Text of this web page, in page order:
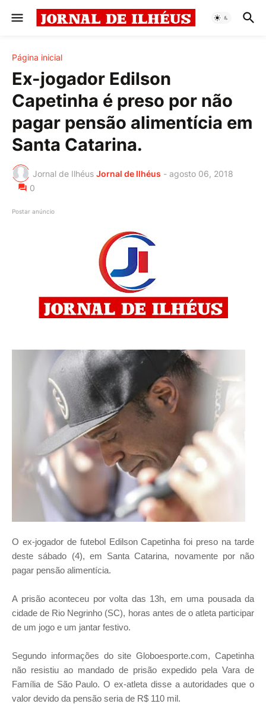
Página inicial
Ex-jogador Edilson
Capetinha é preso por não
pagar pensão alimentícia em
Santa Catarina.
Jornal de Ilhéus Jornal de Ilhéus - agosto 06, 2018
0
Postar anúncio
O ex-jogador de futebol Edilson Capetinha foi preso na tarde
deste sábado (4), em Santa Catarina, novamente por não
pagar pensão alimentícia.
A prisão aconteceu por volta das 13h, em uma pousada da
cidade de Rio Negrinho (SC), horas antes de o atleta participar
de um jogo e um jantar festivo.
Segundo informações do site Globoesporte.com, Capetinha
não resistiu ao mandado de prisão expedido pela Vara de
Família de São Paulo. O ex-atleta disse a autoridades que o
valor devido da pensão seria de R$ 110 mil.